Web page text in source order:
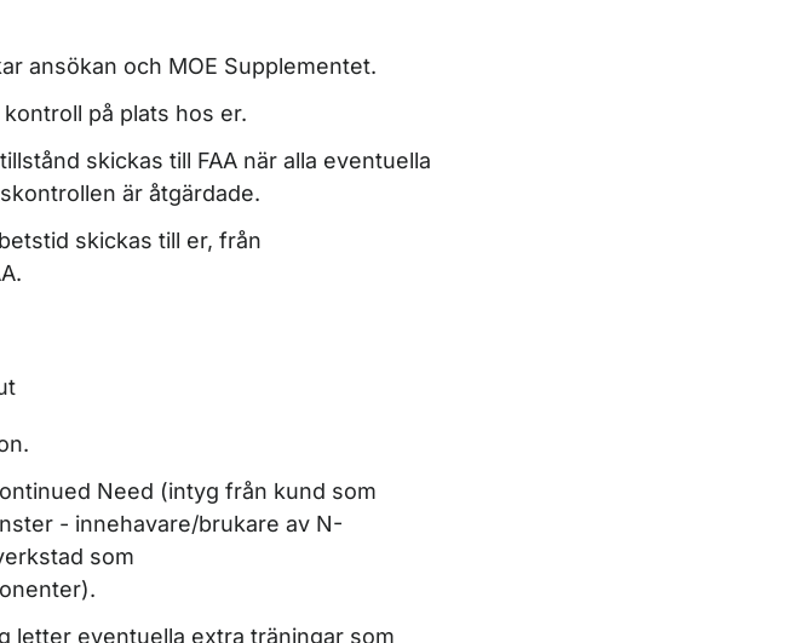
ansökan och MOE Supplementet.
på plats hos er.
skickas till FAA när alla eventuella
är åtgärdade.
skickas till er, från
Need (intyg från kund som
- innehavare/brukare av N-
som
letter eventuella extra träningar som